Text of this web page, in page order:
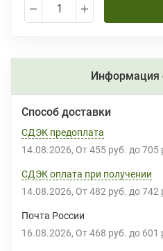
Информация
Способ доставки
СДЭК предоплата
14.08.2026 От 455 руб. до 705
СДЭК оплата при получении
14.08.2026 От 482 руб. до 742
Почта России
16.08.2026 От 468 руб. до 601